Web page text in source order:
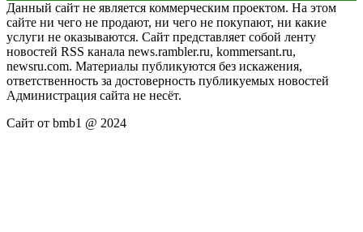
Данный сайт не является коммерческим проектом. На этом
сайте ни чего не продают, ни чего не покупают, ни какие
услуги не оказываются. Сайт представляет собой ленту
новостей RSS канала news.rambler.ru, kommersant.ru,
newsru.com. Материалы публикуются без искажения,
ответственность за достоверность публикуемых новостей
Администрация сайта не несёт.
Сайт от bmb1 @ 2024